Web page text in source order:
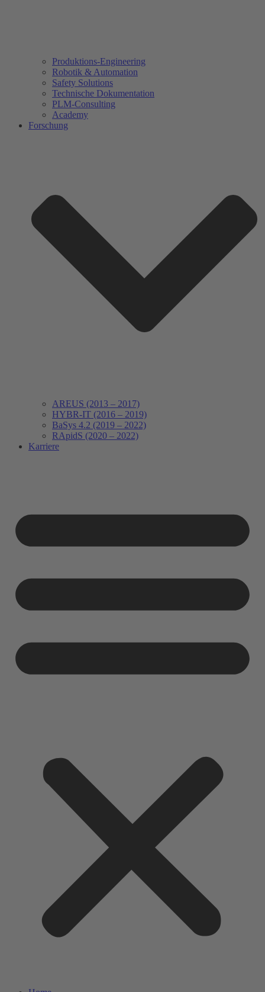
Produktions-Engineering
Robotik & Automation
Safety Solutions
Technische Dokumentation
PLM-Consulting
Academy
Forschung
AREUS (2013 – 2017)
HYBR-IT (2016 – 2019)
BaSys 4.2 (2019 – 2022)
RApidS (2020 – 2022)
Karriere